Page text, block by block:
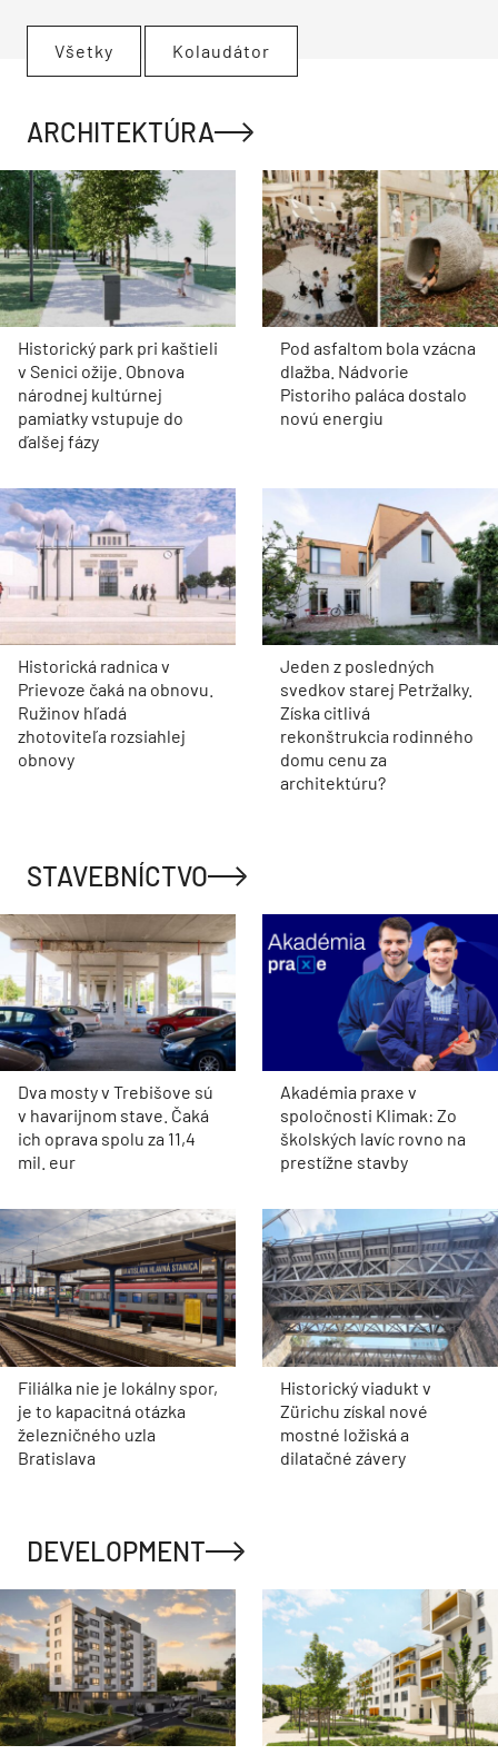
Všetky Kolaudátor
ARCHITEKTÚRA
Historický park pri kaštieli
v Senici ožije. Obnova
národnej kultúrnej
pamiatky vstupuje do
ďalšej fázy
Pod asfaltom bola vzácna
dlažba. Nádvorie
Pistoriho paláca dostalo
novú energiu
Historická radnica v
Prievoze čaká na obnovu.
Ružinov hľadá
zhotoviteľa rozsiahlej
obnovy
Jeden z posledných
svedkov starej Petržalky.
Získa citlivá
rekonštrukcia rodinného
domu cenu za
architektúru?
STAVEBNÍCTVO
Dva mosty v Trebišove sú
v havarijnom stave. Čaká
ich oprava spolu za 11,4
mil. eur
Akadémia praxe v
spoločnosti Klimak: Zo
školských lavíc rovno na
prestížne stavby
Filiálka nie je lokálny spor,
je to kapacitná otázka
železničného uzla
Bratislava
Historický viadukt v
Zürichu získal nové
mostné ložiská a
dilatačné závery
DEVELOPMENT